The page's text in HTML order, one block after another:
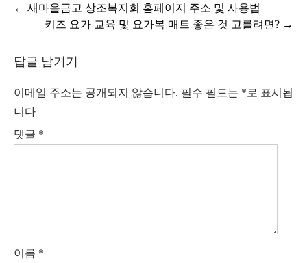
글
← 새마을금고 상조복지회 홈페이지 주소 및 사용법
키즈 요가 교육 및 요가복 매트 좋은 것 고를려면? →
답글 남기기
이메일 주소는 공개되지 않습니다. 필수 필드는 * 로 표시됩
니다
댓글 *
이름 *